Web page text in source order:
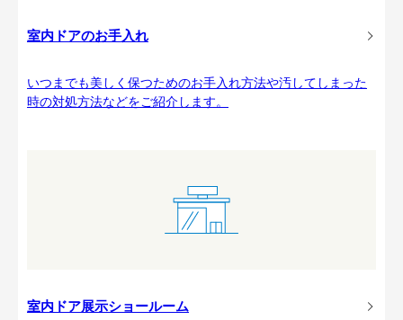
室内ドアのお手入れ
いつまでも美しく保つためのお手入れ方法や汚してしまった
時の対処方法などをご紹介します。
室内ドア展示ショールーム